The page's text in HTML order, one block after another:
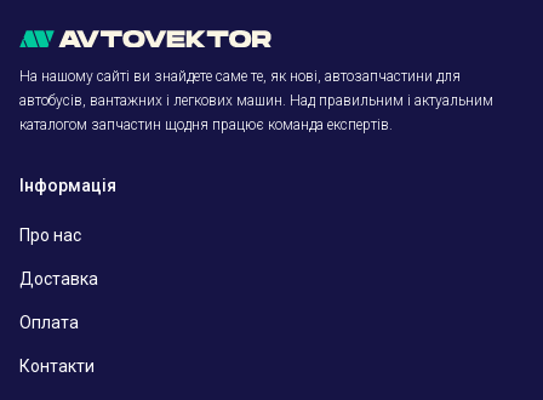
На нашому сайті ви знайдете саме те, як нові, автозапчастини для
автобусів, вантажних і легкових машин. Над правильним і актуальним
каталогом запчастин щодня працює команда експертів.
Інформація
Про нас
Доставка
Оплата
Контакти